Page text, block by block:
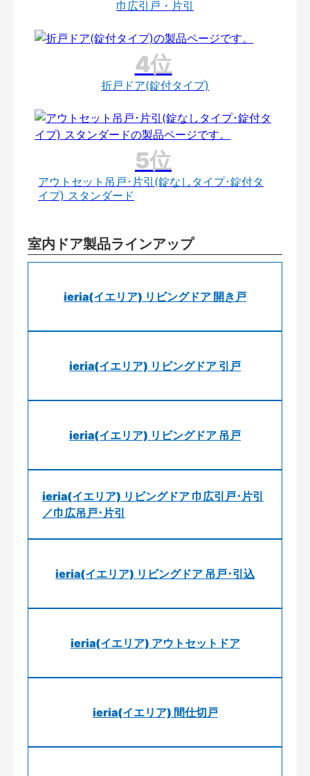
巾広引戸・片引
折戸ドア(錠付タイプ)
アウトセット吊戸･片引(錠なしタイプ･錠付タ
イプ) スタンダード
室内ドア製品ラインアップ
ieria(イエリア) リビングドア 開き戸
ieria(イエリア) リビングドア 引戸
ieria(イエリア) リビングドア 吊戸
ieria(イエリア) リビングドア 巾広引戸･片引
／巾広吊戸･片引
ieria(イエリア) リビングドア 吊戸･引込
ieria(イエリア) アウトセットドア
ieria(イエリア) 間仕切戸